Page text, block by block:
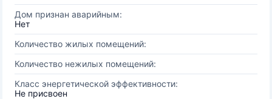
Дом признан аварийным:
Нет
Количество жилых помещений:
Количество нежилых помещений:
Класс энергетической эффективности:
Не присвоен